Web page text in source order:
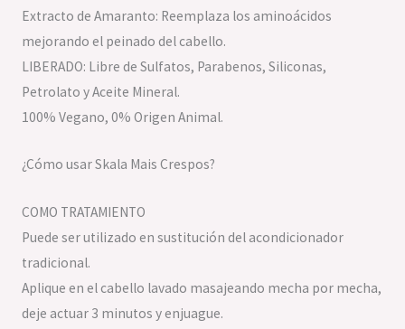
Extracto de Amaranto: Reemplaza los aminoácidos
mejorando el peinado del cabello.
LIBERADO: Libre de Sulfatos, Parabenos, Siliconas,
Petrolato y Aceite Mineral.
100% Vegano, 0% Origen Animal.
¿Cómo usar Skala Mais Crespos?
COMO TRATAMIENTO
Puede ser utilizado en sustitución del acondicionador
tradicional.
Aplique en el cabello lavado masajeando mecha por mecha,
deje actuar 3 minutos y enjuague.